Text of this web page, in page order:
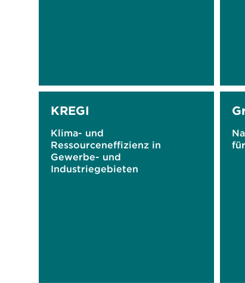
KREGI
Klima- und
Ressourceneffizienz in
Gewerbe- und
Industriegebieten